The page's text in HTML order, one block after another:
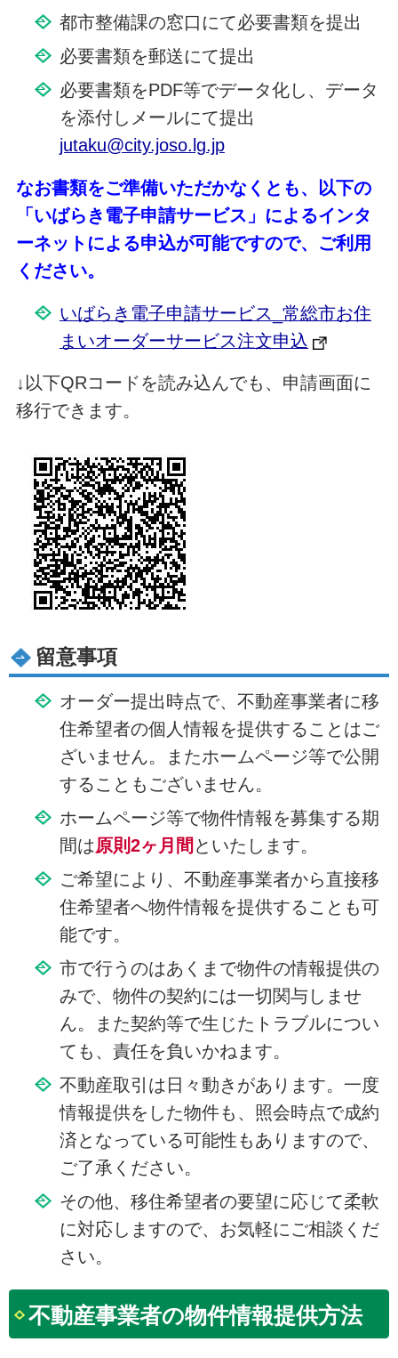
都市整備課の窓口にて必要書類を提出
必要書類を郵送にて提出
必要書類をPDF等でデータ化し、データ
を添付しメールにて提出
jutaku@city.joso.lg.jp
なお書類をご準備いただかなくとも、以下の
「いばらき電子申請サービス」によるインタ
ーネットによる申込が可能ですので、ご利用
ください。
いばらき電子申請サービス_常総市お住
まいオーダーサービス注文申込
↓以下QRコードを読み込んでも、申請画面に
移行できます。
留意事項
オーダー提出時点で、不動産事業者に移
住希望者の個人情報を提供することはご
ざいません。またホームページ等で公開
することもございません。
ホームページ等で物件情報を募集する期
間は原則2ヶ月間 といたします。
ご希望により、不動産事業者から直接移
住希望者へ物件情報を提供することも可
能です。
市で行うのはあくまで物件の情報提供の
みで、物件の契約には一切関与しませ
ん。また契約等で生じたトラブルについ
ても、責任を負いかねます。
不動産取引は日々動きがあります。一度
情報提供をした物件も、照会時点で成約
済となっている可能性もありますので、
ご了承ください。
その他、移住希望者の要望に応じて柔軟
に対応しますので、お気軽にご相談くだ
さい。
不動産事業者の物件情報提供方法